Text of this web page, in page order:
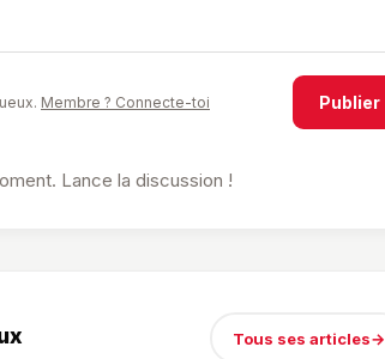
Membre ? Connecte-toi Publier
Lance la discussion !
Tous ses articles→